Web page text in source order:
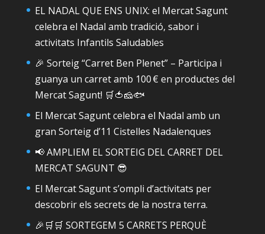
EL NADAL QUE ENS UNIX: el Mercat Sagunt
celebra el Nadal amb tradició, sabor i
activitats Infantils Saludables
🎉 Sorteig “Carret Ben Plenet” – Participa i
guanya un carret amb 100 € en productes del
Mercat Sagunt! 🛒🍅🧀🐟
El Mercat Sagunt celebra el Nadal amb un
gran Sorteig d’11 Cistelles Nadalenques
📢 AMPLIEM EL SORTEIG DEL CARRET DEL
MERCAT SAGUNT 😎
El Mercat Sagunt s’ompli d’activitats per
descobrir els secrets de la nostra terra.
🎉🛒🛒 SORTEGEM 5 CARRETS PERQUÈ